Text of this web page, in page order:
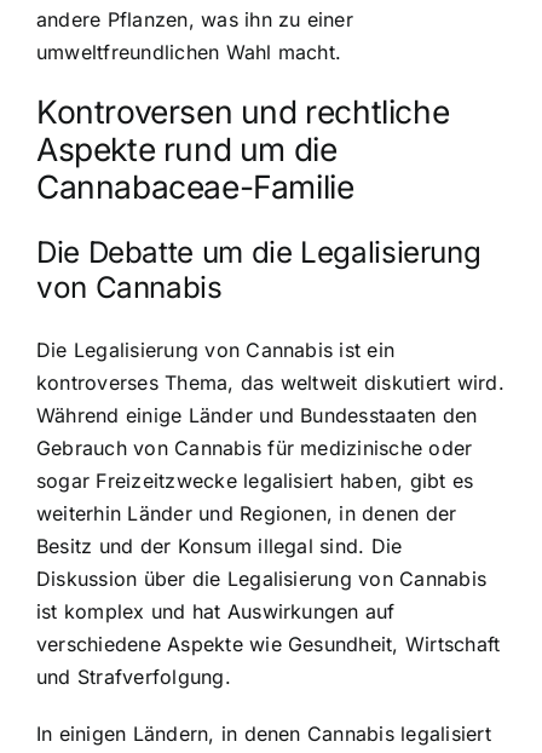
andere Pflanzen, was ihn zu einer
umweltfreundlichen Wahl macht.
Kontroversen und rechtliche
Aspekte rund um die
Cannabaceae-Familie
Die Debatte um die Legalisierung
von Cannabis
Die Legalisierung von Cannabis ist ein
kontroverses Thema, das weltweit diskutiert wird.
Während einige Länder und Bundesstaaten den
Gebrauch von Cannabis für medizinische oder
sogar Freizeitzwecke legalisiert haben, gibt es
weiterhin Länder und Regionen, in denen der
Besitz und der Konsum illegal sind. Die
Diskussion über die Legalisierung von Cannabis
ist komplex und hat Auswirkungen auf
verschiedene Aspekte wie Gesundheit, Wirtschaft
und Strafverfolgung.
In einigen Ländern, in denen Cannabis legalisiert